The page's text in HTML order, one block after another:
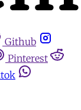
Github
Pinterest